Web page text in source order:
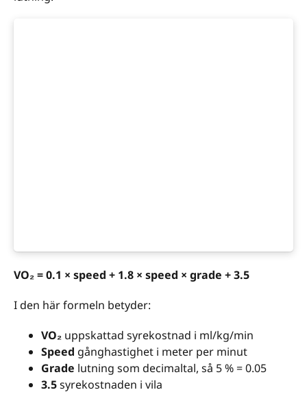
VO₂ = 0.1 × speed + 1.8 × speed × grade + 3.5
I den här formeln betyder:
VO₂ uppskattad syrekostnad i ml/kg/min
Speed gånghastighet i meter per minut
Grade lutning som decimaltal, så 5 % = 0.05
3.5syrekostnaden i vila